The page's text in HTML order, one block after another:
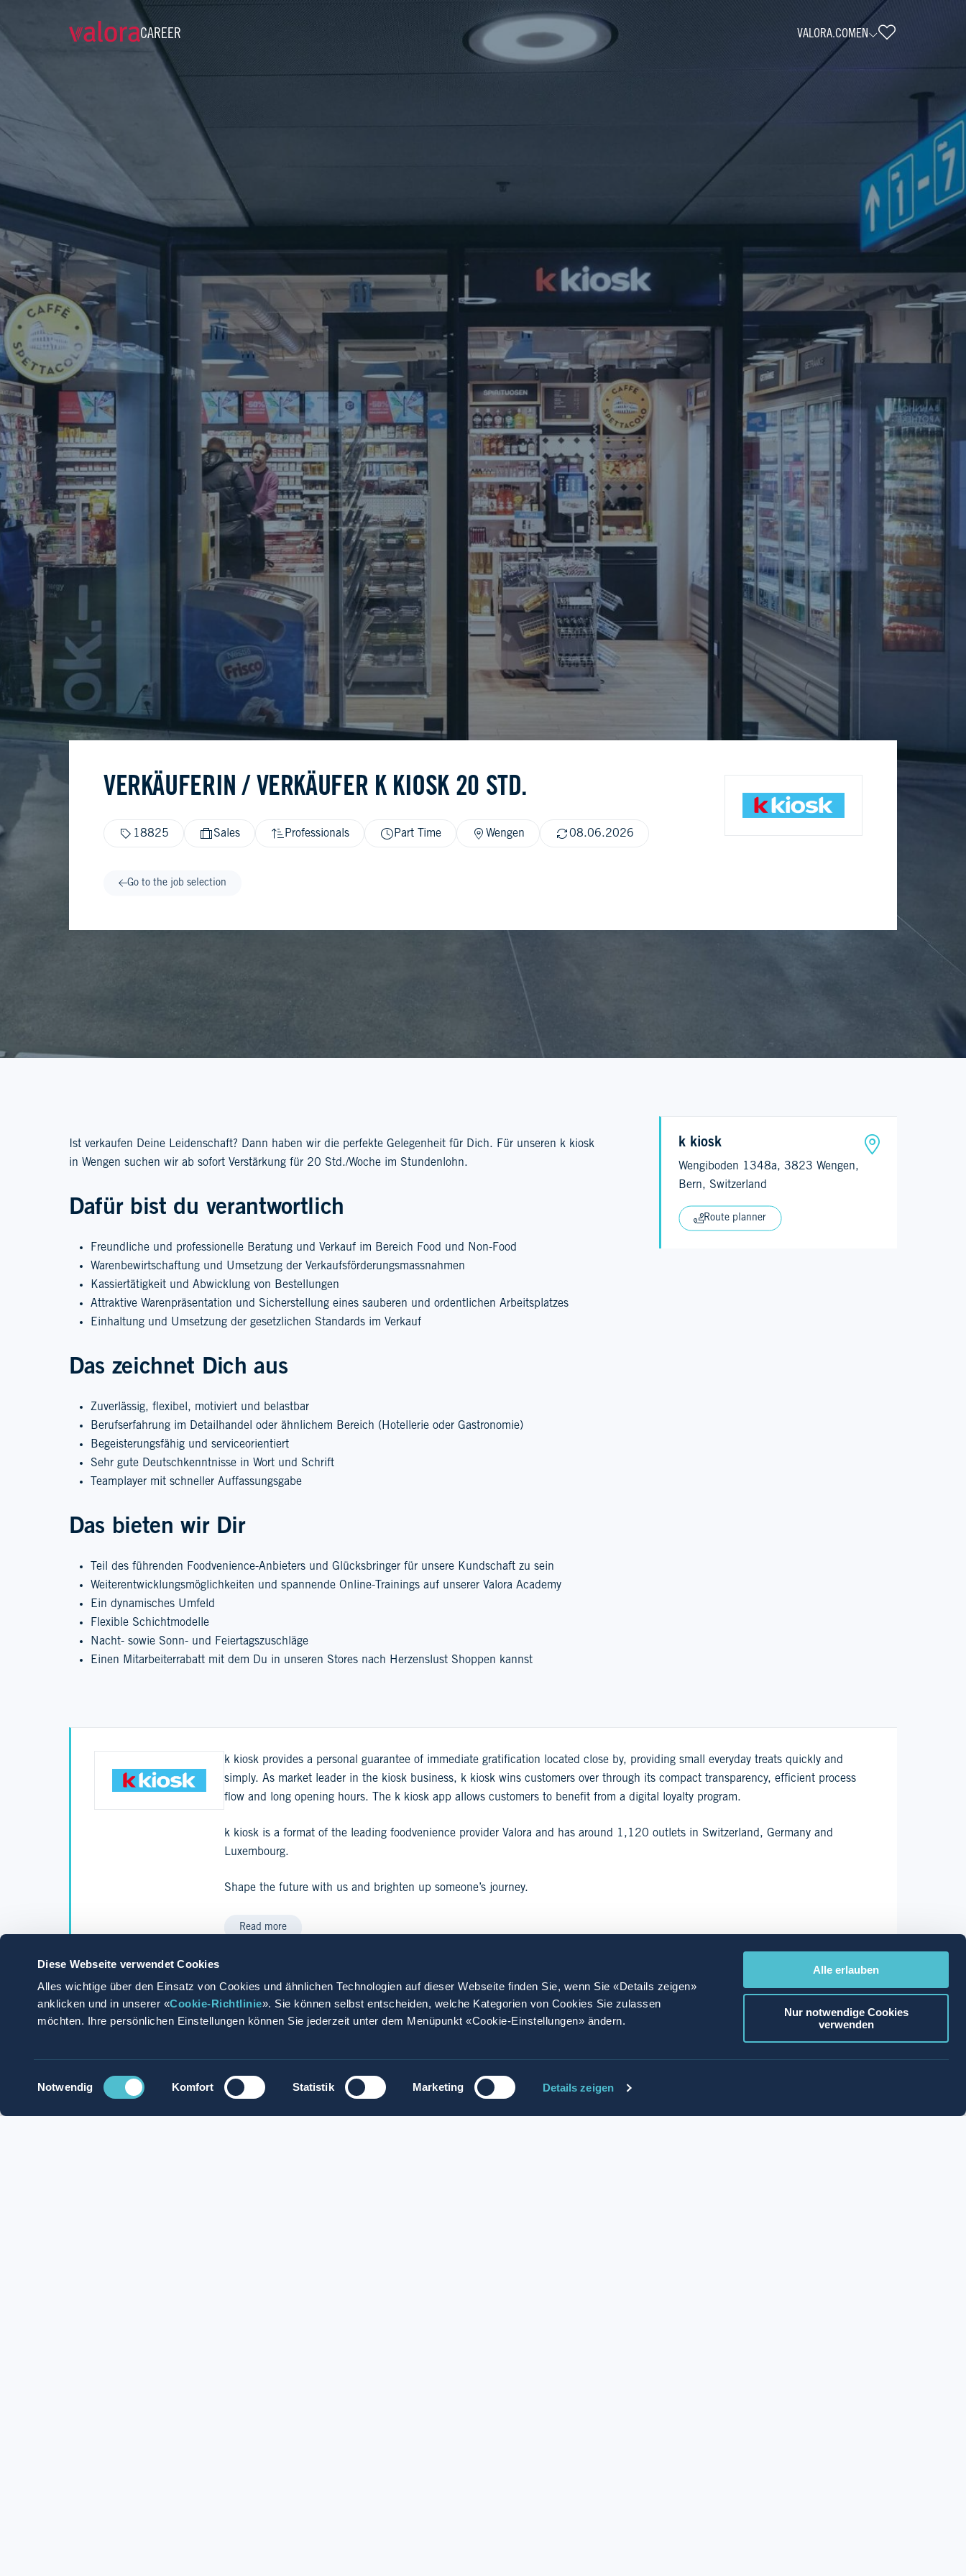
Diese Webseite verwendet Cookies
Alles wichtige über den Einsatz von Cookies und ähnlichen Technologien auf dieser Webseite finden Sie, wenn Sie «Details zeigen»
anklicken und in unserer «Cookie-Richtlinie». Sie können selbst entscheiden, welche Kategorien von Cookies Sie zulassen
möchten. Ihre persönlichen Einstellungen können Sie jederzeit unter dem Menüpunkt «Cookie-Einstellungen» ändern.
Einwilligungsauswahl
Notwendig Komfort Statistik Marketing Details zeigen
Alle erlauben
Nur notwendige Cookies
verwenden
CAREER VALORA.COMEN
Verkäuferin / Verkäufer k kiosk 20 Std. • k kiosk
VERKÄUFERIN / VERKÄUFER K KIOSK 20 STD.
18825 Sales Professionals Part Time Wengen 08.06.2026
Go to the job selection
Ist verkaufen Deine Leidenschaft? Dann haben wir die perfekte Gelegenheit für Dich. Für unseren k kiosk
in Wengen suchen wir ab sofort Verstärkung für 20 Std./Woche im Stundenlohn.
Dafür bist du verantwortlich
Freundliche und professionelle Beratung und Verkauf im Bereich Food und Non-Food
Warenbewirtschaftung und Umsetzung der Verkaufsförderungsmassnahmen
Kassiertätigkeit und Abwicklung von Bestellungen
Attraktive Warenpräsentation und Sicherstellung eines sauberen und ordentlichen Arbeitsplatzes
Einhaltung und Umsetzung der gesetzlichen Standards im Verkauf
Das zeichnet Dich aus
Zuverlässig, flexibel, motiviert und belastbar
Berufserfahrung im Detailhandel oder ähnlichem Bereich (Hotellerie oder Gastronomie)
Begeisterungsfähig und serviceorientiert
Sehr gute Deutschkenntnisse in Wort und Schrift
Teamplayer mit schneller Auffassungsgabe
Das bieten wir Dir
Teil des führenden Foodvenience-Anbieters und Glücksbringer für unsere Kundschaft zu sein
Weiterentwicklungsmöglichkeiten und spannende Online-Trainings auf unserer Valora Academy
Ein dynamisches Umfeld
Flexible Schichtmodelle
Nacht- sowie Sonn- und Feiertagszuschläge
Einen Mitarbeiterrabatt mit dem Du in unseren Stores nach Herzenslust Shoppen kannst
k kiosk
Wengiboden 1348a, 3823 Wengen,
Bern, Switzerland
Route planner
k kiosk provides a personal guarantee of immediate gratification located close by, providing small everyday treats quickly and
simply. As market leader in the kiosk business, k kiosk wins customers over through its compact transparency, efficient process
flow and long opening hours. The k kiosk app allows customers to benefit from a digital loyalty program.
k kiosk is a format of the leading foodvenience provider Valora and has around 1,120 outlets in Switzerland, Germany and
Luxembourg.
Shape the future with us and brighten up someone’s journey.
Read more